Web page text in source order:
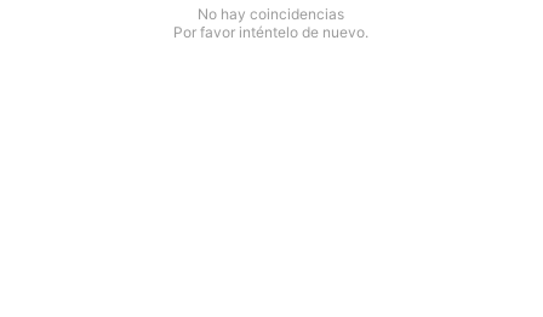
No hay coincidencias
Por favor inténtelo de nuevo.